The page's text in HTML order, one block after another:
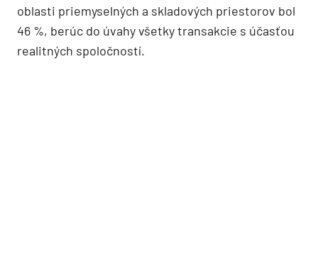
oblasti priemyselných a skladových priestorov bol
46 %, berúc do úvahy všetky transakcie s účasťou
realitných spoločností.